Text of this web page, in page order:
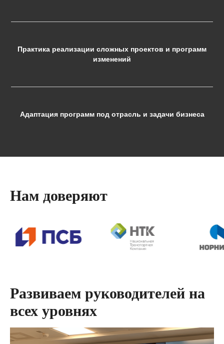
Практика реализации сложных проектов и программ
изменений
Адаптация программ под отрасль и задачи бизнеса
Нам доверяют
Развиваем руководителей на
всех уровнях